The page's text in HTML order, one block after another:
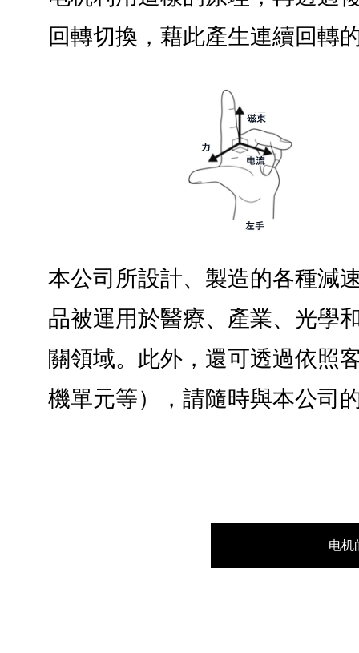
回轉切換，藉此產生連續回轉
本公司所設計、製造的各種減
品被運用於醫療、產業、光學
關領域。此外，還可透過依照
機單元等），請隨時與本公司
电机